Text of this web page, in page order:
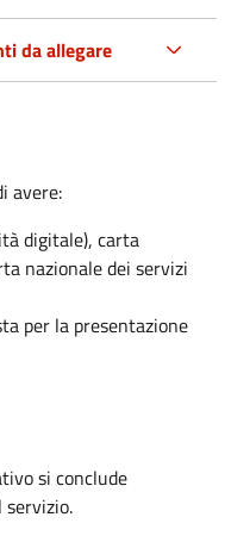
da allegare
avere:
digitale), carta
nazionale dei servizi
per la presentazione
si conclude